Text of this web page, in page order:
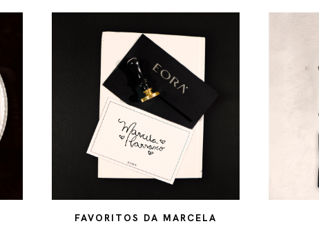
FAVORITOS DA MARCELA